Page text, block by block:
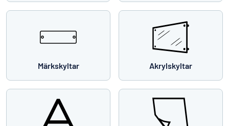
Märkskyltar Akrylskyltar